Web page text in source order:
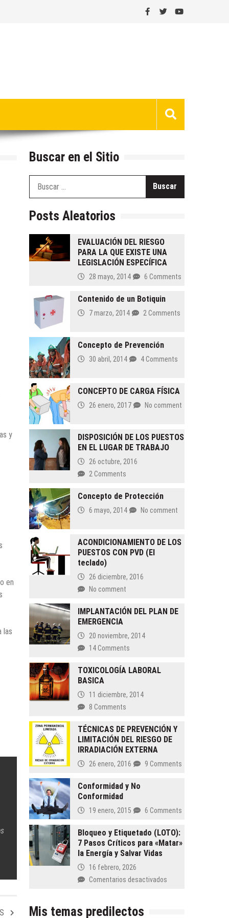
y
en
las
Buscar en el Sitio
Posts Aleatorios
EVALUACIÓN DEL RIESGO
PARA LA QUE EXISTE UNA
LEGISLACIÓN ESPECÍFICA
28 mayo, 2014 6 Comments
Contenido de un Botiquin
7 marzo, 2014 2 Comments
Concepto de Prevención
30 abril, 2014 4 Comments
CONCEPTO DE CARGA FÍSICA
26 enero, 2017 No comment
DISPOSICIÓN DE LOS PUESTOS
EN EL LUGAR DE TRABAJO
26 octubre, 2016
2 Comments
Concepto de Protección
6 mayo, 2014 No comment
ACONDICIONAMIENTO DE LOS
PUESTOS CON PVD (El
teclado)
26 diciembre, 2016
No comment
IMPLANTACIÓN DEL PLAN DE
EMERGENCIA
20 noviembre, 2014
14 Comments
TOXICOLOGÍA LABORAL
BASICA
11 diciembre, 2014
8 Comments
TÉCNICAS DE PREVENCIÓN Y
LIMITACIÓN DEL RIESGO DE
IRRADIACIÓN EXTERNA
26 enero, 2016 9 Comments
Conformidad y No
Conformidad
19 enero, 2015 6 Comments
Bloqueo y Etiquetado (LOTO):
7 Pasos Críticos para «Matar»
la Energía y Salvar Vidas
16 febrero, 2026
Comentarios desactivadosen
Mis temas predilectos